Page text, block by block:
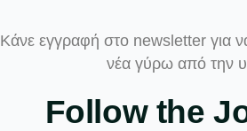
Κάνε εγγραφή στο newsletter για
νέα γύρω από την
Follow the